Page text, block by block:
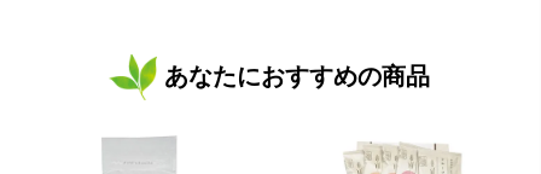
あなたにおすすめの商品